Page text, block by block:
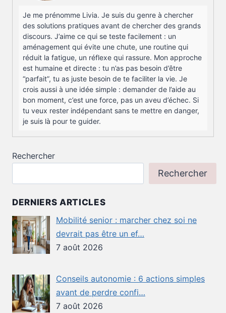
Je me prénomme Livia. Je suis du genre à chercher
des solutions pratiques avant de chercher des grands
discours. J’aime ce qui se teste facilement : un
aménagement qui évite une chute, une routine qui
réduit la fatigue, un réflexe qui rassure. Mon approche
est humaine et directe : tu n’as pas besoin d’être
“parfait”, tu as juste besoin de te faciliter la vie. Je
crois aussi à une idée simple : demander de l’aide au
bon moment, c’est une force, pas un aveu d’échec. Si
tu veux rester indépendant sans te mettre en danger,
je suis là pour te guider.
Rechercher
Rechercher
DERNIERS ARTICLES
Mobilité senior : marcher chez soi ne
devrait pas être un ef…
7 août 2026
Conseils autonomie : 6 actions simples
avant de perdre confi…
7 août 2026